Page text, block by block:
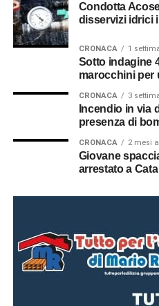
Condotta
disservizi idrici
CRONACA 1
Sotto indagine
marocchini per
CRONACA 3
Incendio in via
presenza di
CRONACA 2 mesi
Giovane
arrestato a